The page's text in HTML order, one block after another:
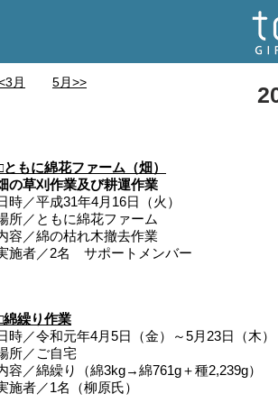
月 5月>>
ともに綿花ファーム（畑）
の草刈作業及び耕運作業
時／平成31年4月16日（火）
所／ともに綿花ファーム
容／綿の枯れ木撤去作業
施者／2名 サポートメンバー
綿繰り作業
時／令和元年4月5日（金）～5月23日（木）
所／ご自宅
容／綿繰り（綿3kg→綿761g＋種2,239g）
施者／1名（柳原氏）